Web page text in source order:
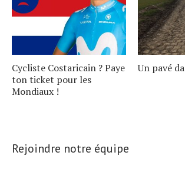
Cycliste Costaricain ? Paye
ton ticket pour les
Mondiaux !
Un pavé
Rejoindre notre équipe